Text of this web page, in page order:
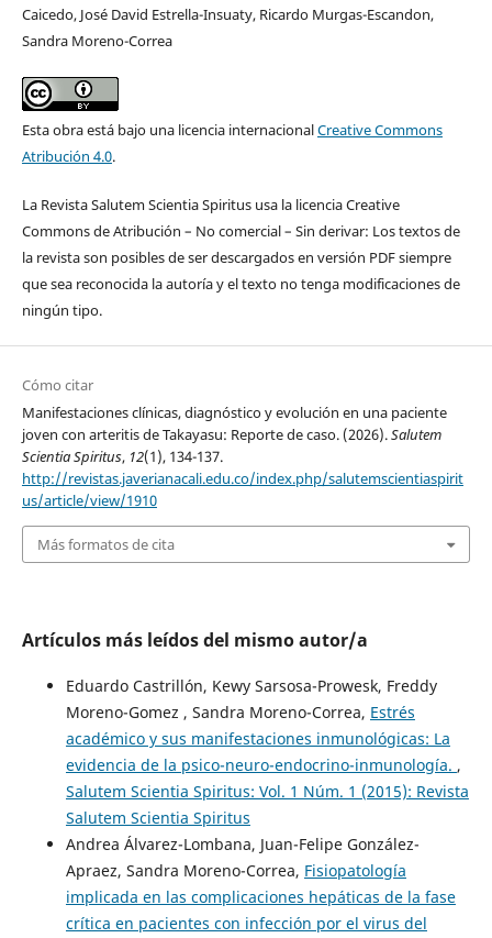
Caicedo, José David Estrella-Insuaty, Ricardo Murgas-Escandon,
Sandra Moreno-Correa
Esta obra está bajo una licencia internacionalCreative Commons
Atribución 4.0.
La Revista Salutem Scientia Spiritus usa la licencia Creative
Commons de Atribución – No comercial – Sin derivar: Los textos de
la revista son posibles de ser descargados en versión PDF siempre
que sea reconocida la autoría y el texto no tenga modificaciones de
ningún tipo.
Cómo citar
Manifestaciones clínicas, diagnóstico y evolución en una paciente
joven con arteritis de Takayasu: Reporte de caso. (2026).Salutem
Scientia Spiritus, 12(1), 134-137.
http://revistas.javerianacali.edu.co/index.php/salutemscientiaspirit
us/article/view/1910
Más formatos de cita
Artículos más leídos del mismo autor/a
Eduardo Castrillón, Kewy Sarsosa-Prowesk, Freddy
Moreno-Gomez , Sandra Moreno-Correa, Estrés
académico y sus manifestaciones inmunológicas: La
evidencia de la psico-neuro-endocrino-inmunología. ,
Salutem Scientia Spiritus: Vol. 1 Núm. 1 (2015): Revista
Salutem Scientia Spiritus
Andrea Álvarez-Lombana, Juan-Felipe González-
Apraez, Sandra Moreno-Correa, Fisiopatología
implicada en las complicaciones hepáticas de la fase
crítica en pacientes con infección por el virus del